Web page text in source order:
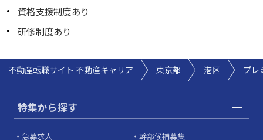
資格支援制度あり
研修制度あり
不動産転職サイト 不動産キャリア 東京都 港区 プレ
特集から探す
急募求人
幹部候補募集